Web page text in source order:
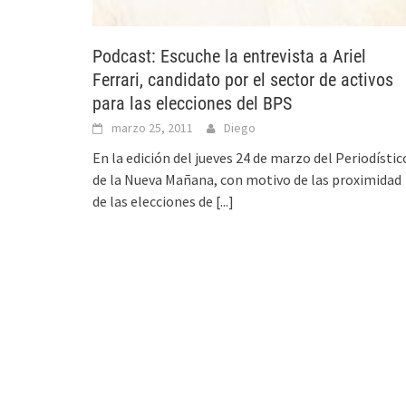
Podcast: Escuche la entrevista a Ariel
Ferrari, candidato por el sector de activos
para las elecciones del BPS
marzo 25, 2011 Diego
En la edición del jueves 24 de marzo del
de la Nueva Mañana, con motivo de las proximidad
de las elecciones de [...]